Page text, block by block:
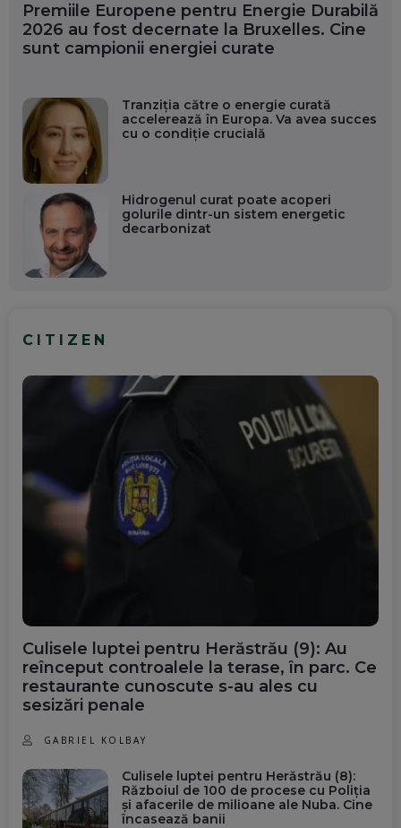
Premiile Europene pentru Energie Durabilă
2026 au fost decernate la Bruxelles. Cine
sunt campionii energiei curate
Tranziția către o energie curată
accelerează în Europa. Va avea succes
cu o condiție crucială
Hidrogenul curat poate acoperi
golurile dintr-un sistem energetic
decarbonizat
CITIZEN
Culisele luptei pentru Herăstrău (9): Au
reînceput controalele la terase, în parc. Ce
restaurante cunoscute s-au ales cu
sesizări penale
GABRIEL KOLBAY
Culisele luptei pentru Herăstrău (8):
Războiul de 100 de procese cu Poliția
și afacerile de milioane ale Nuba. Cine
încasează banii